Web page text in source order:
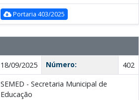
Portaria 403/2025
18/09/2025 Número:
402
SEMED - Secretaria Municipal de
Educação